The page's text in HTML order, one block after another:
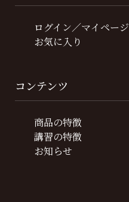
ログイン／マイページ
お気に入り
コンテンツ
商品の特徴
講習の特徴
お知らせ